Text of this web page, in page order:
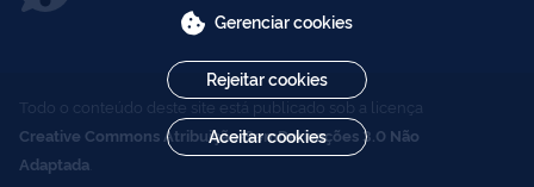
Todo o conteúdo deste site está publicado sob a licença
Creative Commons Atribuição-SemDerivações 3.0 Não
Adaptada
Gerenciar cookies
Rejeitar cookies
Aceitar cookies